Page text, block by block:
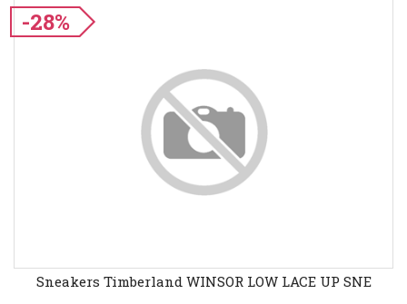
-28%
Sneakers Timberland WINSOR LOW LACE UP SNE